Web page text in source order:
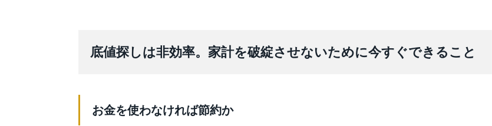
底値探しは非効率。家計を破綻させないために今すぐできること
お金を使わなければ節約か